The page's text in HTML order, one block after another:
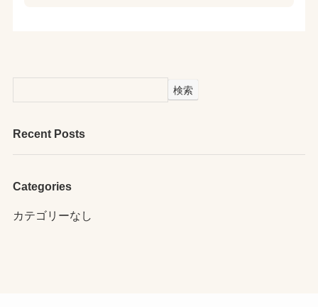
検索
Recent Posts
Categories
カテゴリーなし